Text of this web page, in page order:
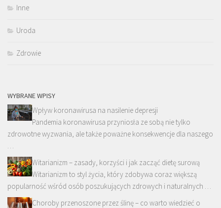
Inne
Uroda
Zdrowie
WYBRANE WPISY
Wpływ koronawirusa na nasilenie depresji
Pandemia koronawirusa przyniosła ze sobą nie tylko
zdrowotne wyzwania, ale także poważne konsekwencje dla naszego
Witarianizm – zasady, korzyści i jak zacząć dietę surową
Witarianizm to styl życia, który zdobywa coraz większą
popularność wśród osób poszukujących zdrowych i naturalnych …
Choroby przenoszone przez ślinę – co warto wiedzieć o